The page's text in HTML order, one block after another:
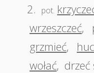
2. pot.
wrzeszczeć,
grzmieć,
wołać, drzeć